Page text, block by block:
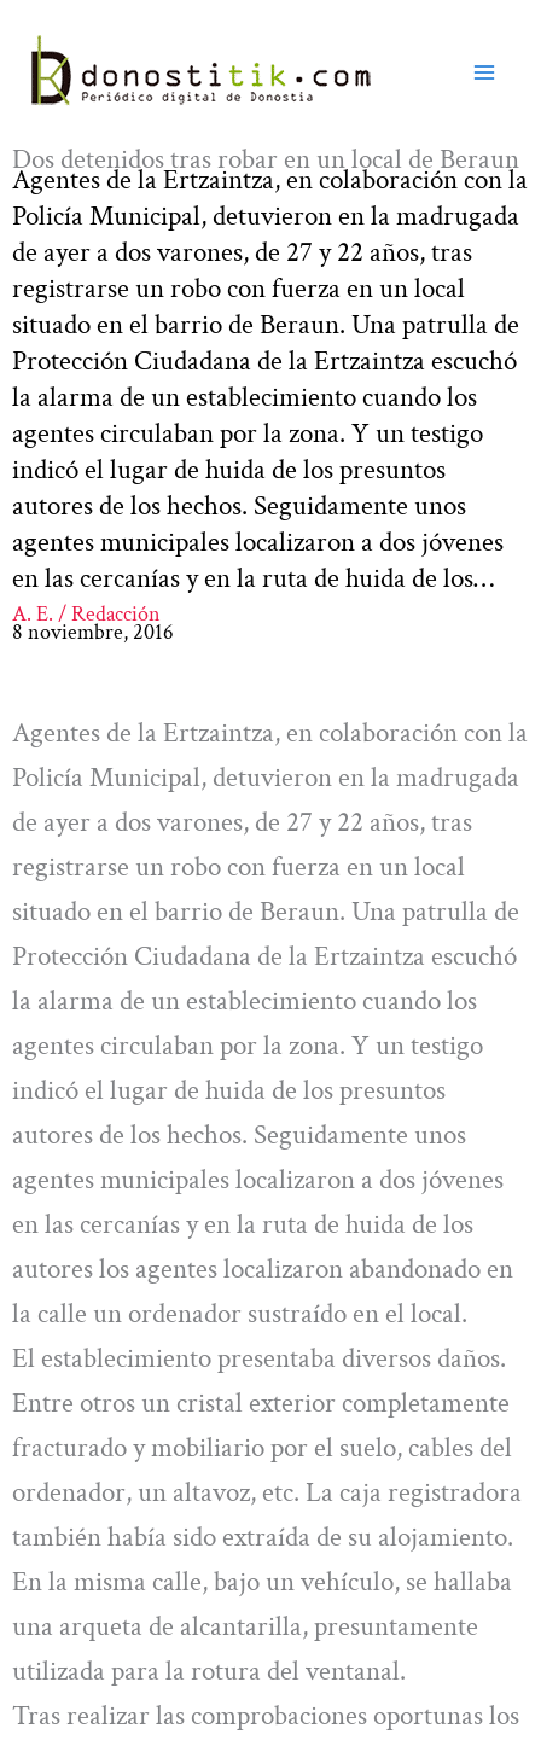
contenido
Dos detenidos tras robar en un local de Beraun
Agentes de la Ertzaintza, en colaboración con la
Policía Municipal, detuvieron en la madrugada
de ayer a dos varones, de 27 y 22 años, tras
registrarse un robo con fuerza en un local
situado en el barrio de Beraun. Una patrulla de
Protección Ciudadana de la Ertzaintza escuchó
la alarma de un establecimiento cuando los
agentes circulaban por la zona. Y un testigo
indicó el lugar de huida de los presuntos
autores de los hechos. Seguidamente unos
agentes municipales localizaron a dos jóvenes
en las cercanías y en la ruta de huida de los…
A. E. / Redacción
8 noviembre, 2016
Agentes de la Ertzaintza, en colaboración con la
Policía Municipal, detuvieron en la madrugada
de ayer a dos varones, de 27 y 22 años, tras
registrarse un robo con fuerza en un local
situado en el barrio de Beraun. Una patrulla de
Protección Ciudadana de la Ertzaintza escuchó
la alarma de un establecimiento cuando los
agentes circulaban por la zona. Y un testigo
indicó el lugar de huida de los presuntos
autores de los hechos. Seguidamente unos
agentes municipales localizaron a dos jóvenes
en las cercanías y en la ruta de huida de los
autores los agentes localizaron abandonado en
la calle un ordenador sustraído en el local.
El establecimiento presentaba diversos daños.
Entre otros un cristal exterior completamente
fracturado y mobiliario por el suelo, cables del
ordenador, un altavoz, etc. La caja registradora
también había sido extraída de su alojamiento.
En la misma calle, bajo un vehículo, se hallaba
una arqueta de alcantarilla, presuntamente
utilizada para la rotura del ventanal.
Tras realizar las comprobaciones oportunas los